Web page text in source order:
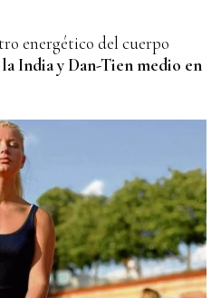
energético del cuerpo
la India y Dan-Tien medio en